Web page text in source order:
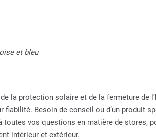
et bleu
la protection solaire et de la fermeture de
Besoin de conseil ou d’un produit
toutes vos questions en matière de stores,
intérieur et extérieur.